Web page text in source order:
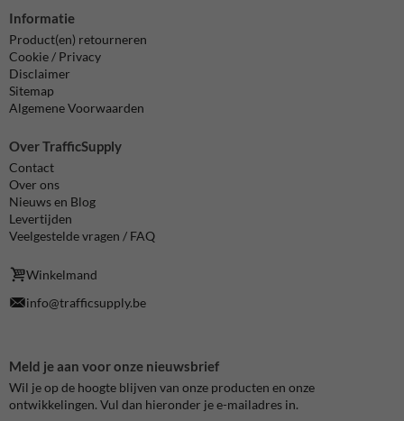
Informatie
Product(en) retourneren
Cookie / Privacy
Disclaimer
Sitemap
Algemene Voorwaarden
Over TrafficSupply
Contact
Over ons
Nieuws en Blog
Levertijden
Veelgestelde vragen / FAQ
Winkelmand
info@trafficsupply.be
Meld je aan voor onze nieuwsbrief
Wil je op de hoogte blijven van onze producten en onze
ontwikkelingen. Vul dan hieronder je e-mailadres in.